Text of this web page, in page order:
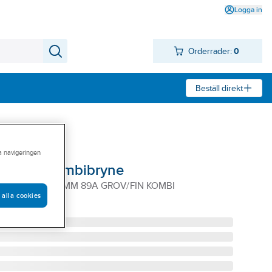
Logga in
Orderrader: 0
Beställ direkt
90K Kombibryne
50X25X150MM 89A GROV/FIN KOMBI
navigeringen
alla cookies